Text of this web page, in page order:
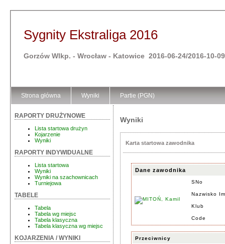
Sygnity Ekstraliga 2016
Gorzów Wlkp. - Wrocław - Katowice 2016-06-24/2016-10-09
Strona główna Wyniki Partie (PGN)
RAPORTY DRUŻYNOWE
Lista startowa drużyn
Kojarzenie
Wyniki
RAPORTY INDYWIDUALNE
Lista startowa
Wyniki
Wyniki na szachownicach
Turniejowa
TABELE
Tabela
Tabela wg miejsc
Tabela klasyczna
Tabela klasyczna wg miejsc
KOJARZENIA / WYNIKI
Wyniki
Karta startowa zawodnika
Dane zawodnika
SNo
Nazwisko
Klub
Code
Przeciwnicy